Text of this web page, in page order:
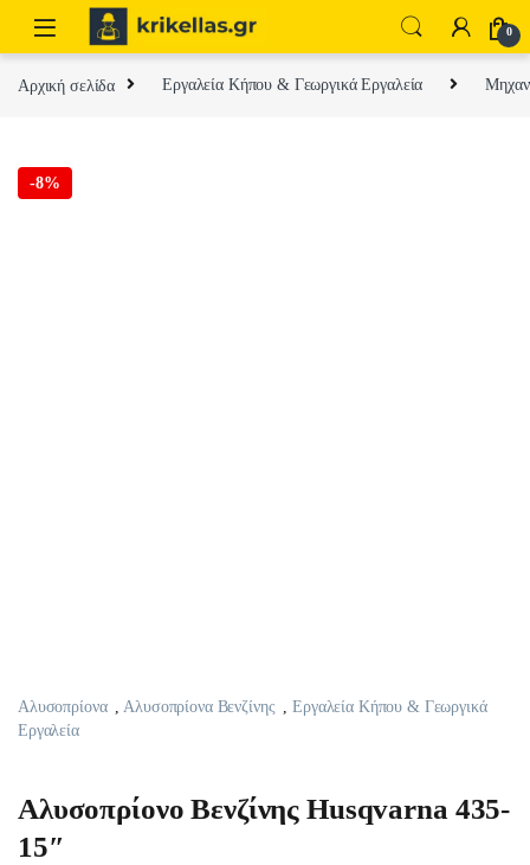
Skip to navigation
Skip to content
0
Αρχική σελίδα Εργαλεία Κήπου & Γεωργικά Εργαλεία
-8%
Αλυσοπρίονα Αλυσοπρίονα Βενζίνης ,Εργαλεία Κήπου & Γεωργικά
Εργαλεία
Αλυσοπρίονο Βενζίνης Husqvarna 435-
15″